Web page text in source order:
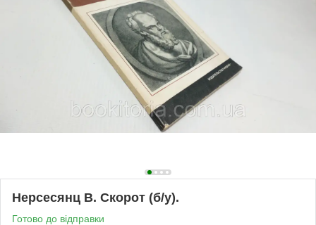
Нерсесянц В. Скорот (б/у).
Готово до відправки